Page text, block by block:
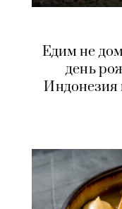
Едим не
день
Индонезия